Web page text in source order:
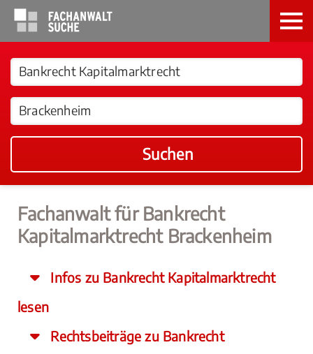
Suchen
Fachanwalt für Bankrecht
Kapitalmarktrecht Brackenheim
Infos zu Bankrecht Kapitalmarktrecht
lesen
Rechtsbeiträge zu Bankrecht